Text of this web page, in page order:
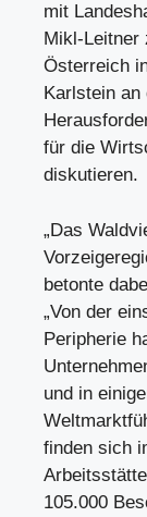
mit
Mikl-Leitner
Österreich
Karlstein an
für die
diskutieren.
„Das
betonte
„Von der
Peripherie
und in
finden sich
105.000